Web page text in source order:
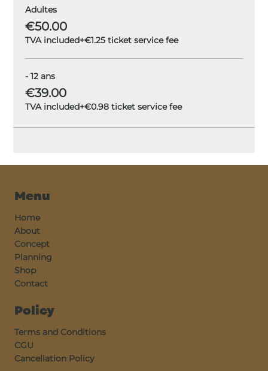
Adultes
€50.00
TVA included+€1.25 ticket service fee
- 12 ans
€39.00
TVA included+€0.98 ticket service fee
Menu
Home
About
Concept
Planning
Shop
Contact
Policy
Terms and Conditions
CGU
Cancellation Policy